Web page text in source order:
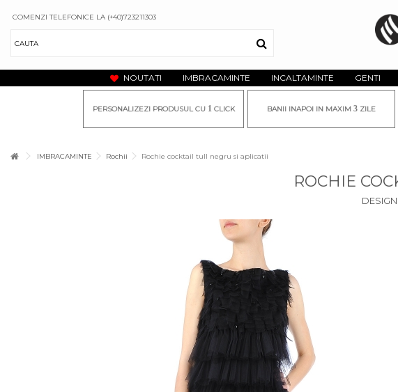
COMENZI TELEFONICE LA (+40)723211303
NOUTATI IMBRACAMINTE INCALTAMINTE GENTI
PERSONALIZEZI PRODUSUL CU 1CLICK BANII INAPOI IN MAXIM 3 ZILE
IMBRACAMINTE Rochii Rochie cocktail tull negru si aplicatii
ROCHIE